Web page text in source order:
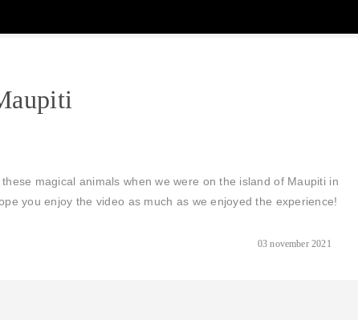
03 november 2021
magical animals when we were on the island of Maupiti in
you enjoy the video as much as we enjoyed the experience!